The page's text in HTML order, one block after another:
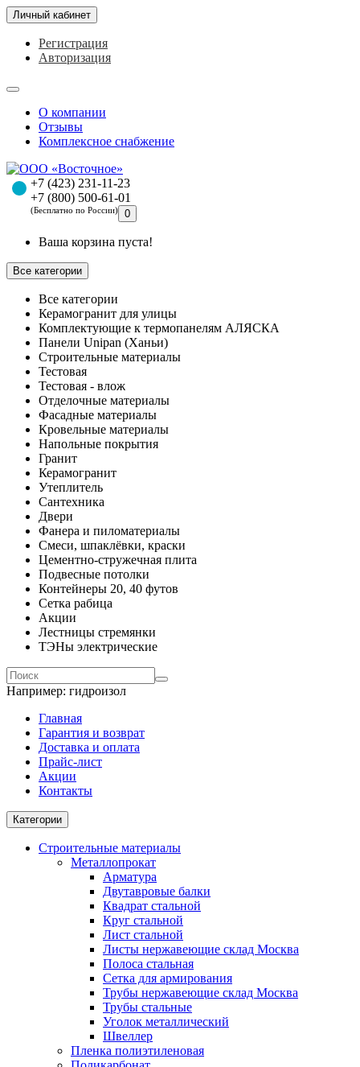
Личный кабинет
Регистрация
Авторизация
О компании
Отзывы
Комплексное снабжение
+7 (423) 231-11-23
+7 (800) 500-61-01
(Бесплатно по России) 0
Ваша корзина пуста!
Все категории
Все категории
Керамогранит для улицы
Комплектующие к термопанелям АЛЯСКА
Панели Unipan (Ханьи)
Строительные материалы
Тестовая
Тестовая - влож
Отделочные материалы
Фасадные материалы
Кровельные материалы
Напольные покрытия
Гранит
Керамогранит
Утеплитель
Сантехника
Двери
Фанера и пиломатериалы
Смеси, шпаклёвки, краски
Цементно-стружечная плита
Подвесные потолки
Контейнеры 20, 40 футов
Сетка рабица
Акции
Лестницы стремянки
ТЭНы электрические
Например: гидроизол
Главная
Гарантия и возврат
Доставка и оплата
Прайс-лист
Акции
Контакты
Категории
Строительные материалы
Металлопрокат
Арматура
Двутавровые балки
Квадрат стальной
Круг стальной
Лист стальной
Листы нержавеющие склад Москва
Полоса стальная
Сетка для армирования
Трубы нержавеющие склад Москва
Трубы стальные
Уголок металлический
Швеллер
Пленка полиэтиленовая